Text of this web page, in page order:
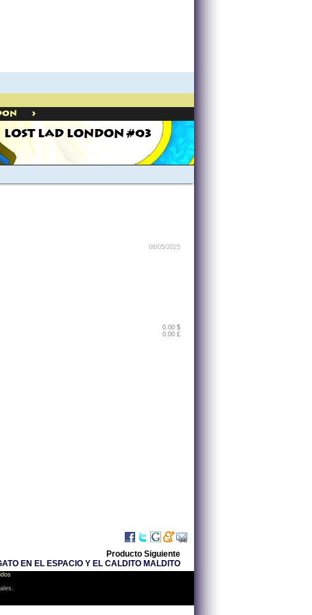
>
LOST LAD LONDON #03
08/05/2025
0.00 $
0.00 £
Producto Siguiente
EN EL ESPACIO Y EL CALDITO MALDITO